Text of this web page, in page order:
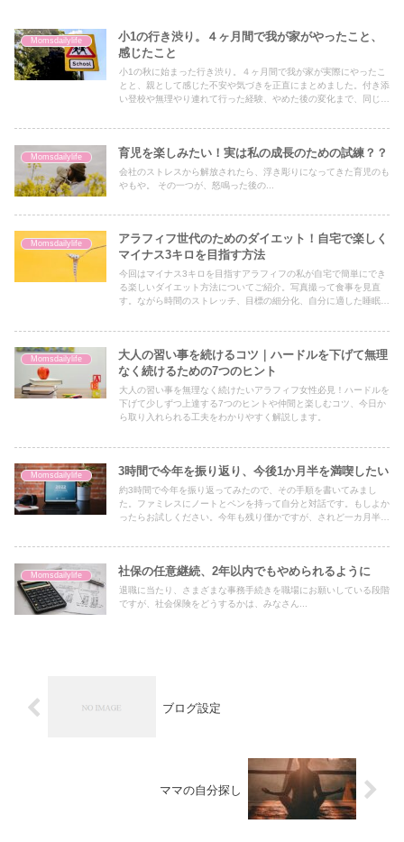
Momsdailylife
小1の行き渋り。４ヶ月間で我が家がやったこと、
感じたこと
小1の秋に始まった行き渋り。４ヶ月間で我が家が実際にやったこ
とと、親として感じた不安や気づきを正直にまとめました。付き添
い登校や無理やり連れて行った経験、やめた後の変化まで、同じ悩
Momsdailylife 育児を楽しみたい！実は私の成長のための試練？？
会社のストレスから解放されたら、浮き彫りになってきた育児のも
やもや。 その一つが、怒鳴った後の...
Momsdailylife
アラフィフ世代のためのダイエット！自宅で楽しく
マイナス3キロを目指す方法
今回はマイナス3キロを目指すアラフィフの私が自宅で簡単にでき
る楽しいダイエット方法についてご紹介。写真撮って食事を見直
す。ながら時間のストレッチ、目標の細分化、自分に適した睡眠時
Momsdailylife
大人の習い事を続けるコツ｜ハードルを下げて無理
なく続けるための7つのヒント
大人の習い事を無理なく続けたいアラフィフ女性必見！ハードルを
下げて少しずつ上達する7つのヒントや仲間と楽しむコツ、今日か
ら取り入れられる工夫をわかりやすく解説します。
Momsdailylife 3時間で今年を振り返り、今後1か月半を満喫したい
約3時間で今年を振り返ってみたので、その手順を書いてみまし
た。ファミレスにノートとペンを持って自分と対話です。もしよか
ったらお試しください。今年も残り僅かですが、されど一カ月半あ
Momsdailylife 社保の任意継続、2年以内でもやめられるように
退職に当たり、さまざまな事務手続きを職場にお願いしている段階
ですが、社会保険をどうするかは、みなさん...
ブログ設定
ママの自分探し